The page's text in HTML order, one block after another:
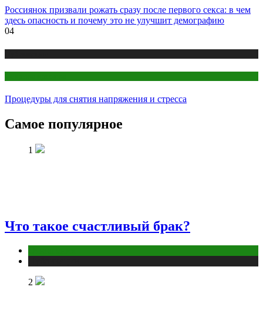
Россиянок призвали рожать сразу после первого секса: в чем
здесь опасность и почему это не улучшит демографию
04
Процедуры для снятия напряжения и стресса
Самое популярное
1
Что такое счастливый брак?
2